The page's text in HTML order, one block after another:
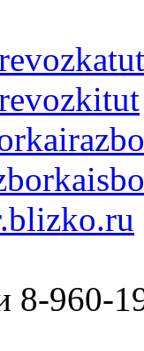
8-960-